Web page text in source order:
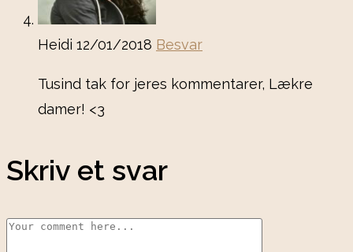
Heidi 12/01/2018 Besvar
Tusind tak for jeres kommentarer, Lækre
damer! <3
Skriv et svar